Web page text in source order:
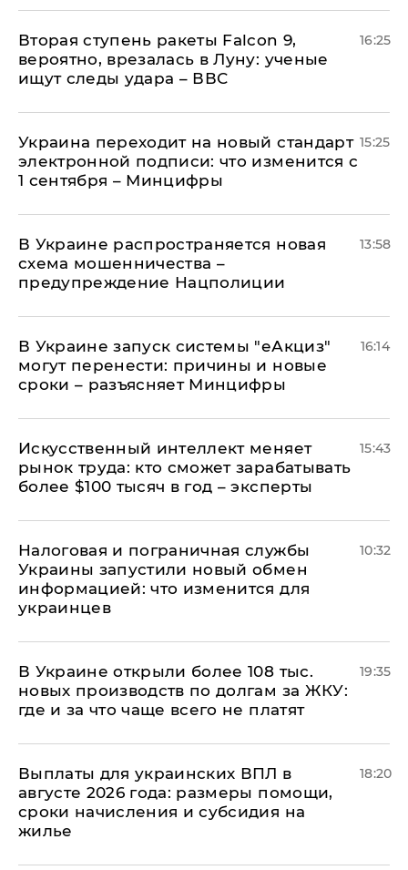
Вторая ступень ракеты Falcon 9,
вероятно, врезалась в Луну: ученые
ищут следы удара – ВВС
16:25
Украина переходит на новый стандарт
электронной подписи: что изменится с
1 сентября – Минцифры
15:25
В Украине распространяется новая
схема мошенничества –
предупреждение Нацполиции
13:58
В Украине запуск системы "еАкциз"
могут перенести: причины и новые
сроки – разъясняет Минцифры
16:14
Искусственный интеллект меняет
рынок труда: кто сможет зарабатывать
более $100 тысяч в год – эксперты
15:43
Налоговая и пограничная службы
Украины запустили новый обмен
информацией: что изменится для
украинцев
10:32
В Украине открыли более 108 тыс.
новых производств по долгам за ЖКУ:
где и за что чаще всего не платят
19:35
Выплаты для украинских ВПЛ в
августе 2026 года: размеры помощи,
сроки начисления и субсидия на
жилье
18:20